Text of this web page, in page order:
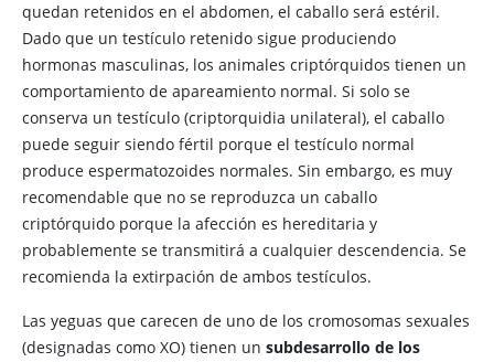
quedan retenidos en el abdomen, el caballo será estéril.
Dado que un testículo retenido sigue produciendo
hormonas masculinas, los animales criptórquidos tienen un
comportamiento de apareamiento normal. Si solo se
conserva un testículo (criptorquidia unilateral), el caballo
puede seguir siendo fértil porque el testículo normal
produce espermatozoides normales. Sin embargo, es muy
recomendable que no se reproduzca un caballo
criptórquido porque la afección es hereditaria y
probablemente se transmitirá a cualquier descendencia. Se
recomienda la extirpación de ambos testículos.
Las yeguas que carecen de uno de los cromosomas sexuales
(designadas como XO) tienen un subdesarrollo de los